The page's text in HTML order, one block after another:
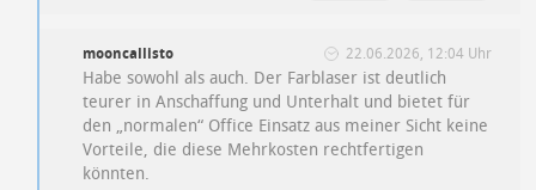
mooncallisto 22.06.2026, 12:04 Uhr
Habe sowohl als auch. Der Farblaser ist deutlich
teurer in Anschaffung und Unterhalt und bietet für
den „normalen“ Office Einsatz aus meiner Sicht keine
Vorteile, die diese Mehrkosten rechtfertigen
könnten.